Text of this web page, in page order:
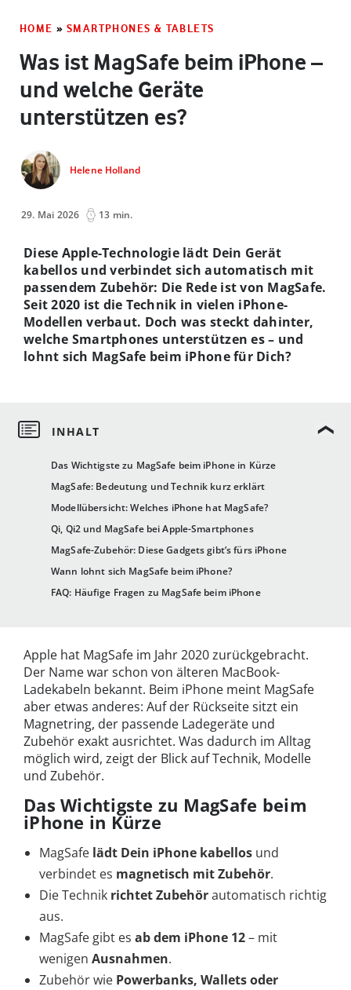
HOME » SMARTPHONES & TABLETS
Was ist MagSafe beim iPhone –
und welche Geräte
unterstützen es?
Helene Holland
29. Mai 2026 13 min.
Das Wichtigste zu MagSafe beim iPhone in Kürze
MagSafe: Bedeutung und Technik kurz erklärt
Modellübersicht: Welches iPhone hat MagSafe?
Qi, Qi2 und MagSafe bei Apple-Smartphones
MagSafe-Zubehör: Diese Gadgets gibt’s fürs iPhone
Wann lohnt sich MagSafe beim iPhone?
FAQ: Häufige Fragen zu MagSafe beim iPhone
Diese Apple-Technologie lädt Dein Gerät
kabellos und verbindet sich automatisch mit
passendem Zubehör: Die Rede ist von MagSafe.
Seit 2020 ist die Technik in vielen iPhone-
Modellen verbaut. Doch was steckt dahinter,
welche Smartphones unterstützen es – und
lohnt sich MagSafe beim iPhone für Dich?
Apple hat MagSafe im Jahr 2020 zurückgebracht.
Der Name war schon von älteren MacBook-
Ladekabeln bekannt. Beim iPhone meint MagSafe
aber etwas anderes: Auf der Rückseite sitzt ein
Magnetring, der passende Ladegeräte und
Zubehör exakt ausrichtet. Was dadurch im Alltag
möglich wird, zeigt der Blick auf Technik, Modelle
und Zubehör.
Das Wichtigste zu MagSafe beim
iPhone in Kürze
MagSafe lädt Dein iPhone kabellos und
verbindet es magnetisch mit Zubehör.
Die Technik richtet Zubehörautomatisch richtig
aus.
MagSafe gibt es ab dem iPhone 12– mit
wenigen Ausnahmen.
Zubehör wie Powerbanks, Wallets oder